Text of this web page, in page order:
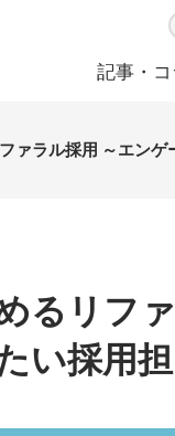
記事・
ァラル採用 ～エン
るリフ
い採用